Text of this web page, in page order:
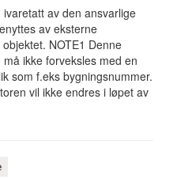
av den ansvarlige
av eksterne
NOTE1 Denne
ikke forveksles med en
som f.eks bygningsnummer.
vil ikke endres i løpet av